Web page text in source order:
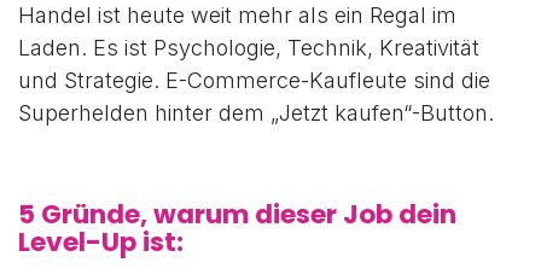
Handel ist heute weit mehr als ein Regal im
Laden. Es ist Psychologie, Technik, Kreativität
und Strategie. E-Commerce-Kaufleute sind die
Superhelden hinter dem „Jetzt kaufen“-Button.
5 Gründe, warum dieser Job dein
Level-Up ist: